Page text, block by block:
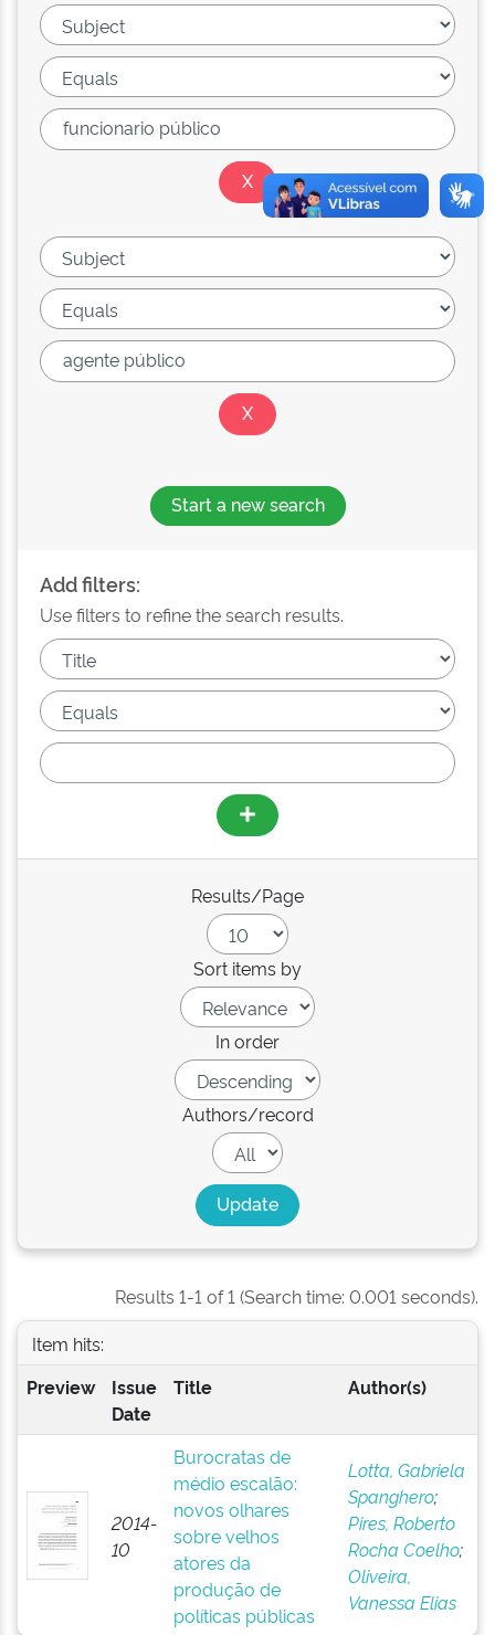
Start a new search
Add filters:
Use filters to refine the search results.
Results/Page
Sort items by
In order
Authors/record
Results 1-1 of 1 (Search time: 0.001 seconds).
Item hits:
Preview
Issue
Date
Title Author(s)
2014-
10
Burocratas de
médio escalão:
novos olhares
sobre velhos
atores da
produção de
políticas públicas
Lotta, Gabriela
Spanghero;
Pires, Roberto
Rocha Coelho;
Oliveira,
Vanessa Elias